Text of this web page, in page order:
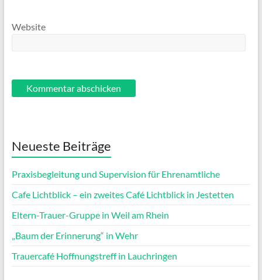
Website
Neueste Beiträge
Praxisbegleitung und Supervision für Ehrenamtliche
Cafe Lichtblick – ein zweites Café Lichtblick in Jestetten
Eltern-Trauer-Gruppe in Weil am Rhein
„Baum der Erinnerung“ in Wehr
Trauercafé Hoffnungstreff in Lauchringen